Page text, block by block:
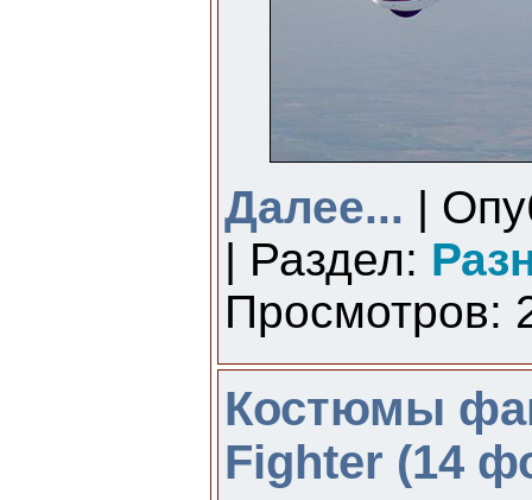
Далее... |
| Раздел:
Просмотров:
Костюмы
Fighter (14